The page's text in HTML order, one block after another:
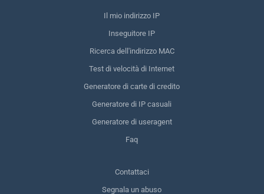
Il mio indirizzo IP
Inseguitore IP
Ricerca dell'indirizzo MAC
Test di velocità di Internet
Generatore di carte di credito
Generatore di IP casuali
Generatore di useragent
Faq
Contattaci
Segnala un abuso